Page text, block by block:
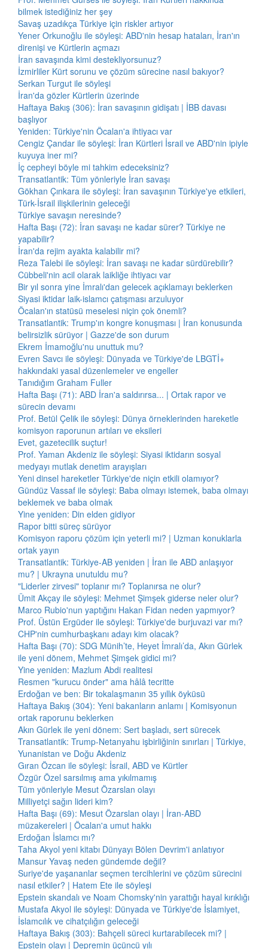
bilmek istediğiniz her şey
Savaş uzadıkça Türkiye için riskler artıyor
Yener Orkunoğlu ile söyleşi: ABD'nin hesap hataları, İran'ın
direnişi ve Kürtlerin açmazı
İran savaşında kimi destekliyorsunuz?
İzmirliler Kürt sorunu ve çözüm sürecine nasıl bakıyor?
Serkan Turgut ile söyleşi
İran'da gözler Kürtlerin üzerinde
Haftaya Bakış (306): İran savaşının gidişatı | İBB davası
başlıyor
Yeniden: Türkiye'nin Öcalan'a ihtiyacı var
Cengiz Çandar ile söyleşi: İran Kürtleri İsrail ve ABD'nin ipiyle
kuyuya iner mi?
İç cepheyi böyle mi tahkim edeceksiniz?
Transatlantik: Tüm yönleriyle İran savaşı
Gökhan Çınkara ile söyleşi: İran savaşının Türkiye'ye etkileri,
Türk-İsrail ilişkilerinin geleceği
Türkiye savaşın neresinde?
Hafta Başı (72): İran savaşı ne kadar sürer? Türkiye ne
yapabilir?
İran'da rejim ayakta kalabilir mi?
Reza Talebi ile söyleşi: İran savaşı ne kadar sürdürebilir?
Cübbeli'nin acil olarak laikliğe ihtiyacı var
Bir yıl sonra yine İmralı'dan gelecek açıklamayı beklerken
Siyasi iktidar laik-islamcı çatışması arzuluyor
Öcalan'ın statüsü meselesi niçin çok önemli?
Transatlantik: Trump'ın kongre konuşması | İran konusunda
belirsizlik sürüyor | Gazze'de son durum
Ekrem İmamoğlu'nu unuttuk mu?
Evren Savcı ile söyleşi: Dünyada ve Türkiye'de LBGTİ+
hakkındaki yasal düzenlemeler ve engeller
Tanıdığım Graham Fuller
Hafta Başı (71): ABD İran'a saldırırsa... | Ortak rapor ve
sürecin devamı
Prof. Betül Çelik ile söyleşi: Dünya örneklerinden hareketle
komisyon raporunun artıları ve eksileri
Evet, gazetecilik suçtur!
Prof. Yaman Akdeniz ile söyleşi: Siyasi iktidarın sosyal
medyayı mutlak denetim arayışları
Yeni dinsel hareketler Türkiye'de niçin etkili olamıyor?
Gündüz Vassaf ile söyleşi: Baba olmayı istemek, baba olmayı
beklemek ve baba olmak
Yine yeniden: Din elden gidiyor
Rapor bitti süreç sürüyor
Komisyon raporu çözüm için yeterli mi? | Uzman konuklarla
ortak yayın
Transatlantik: Türkiye-AB yeniden | İran ile ABD anlaşıyor
mu? | Ukrayna unutuldu mu?
"Liderler zirvesi" toplanır mı? Toplanırsa ne olur?
Ümit Akçay ile söyleşi: Mehmet Şimşek giderse neler olur?
Marco Rubio'nun yaptığını Hakan Fidan neden yapmıyor?
Prof. Üstün Ergüder ile söyleşi: Türkiye'de burjuvazi var mı?
CHP'nin cumhurbaşkanı adayı kim olacak?
Hafta Başı (70): SDG Münih’te, Heyet İmralı’da, Akın Gürlek
ile yeni dönem, Mehmet Şimşek gidici mi?
Yine yeniden: Mazlum Abdi realitesi
Resmen "kurucu önder" ama hâlâ tecritte
Erdoğan ve ben: Bir tokalaşmanın 35 yıllık öyküsü
Haftaya Bakış (304): Yeni bakanların anlamı | Komisyonun
ortak raporunu beklerken
Akın Gürlek ile yeni dönem: Sert başladı, sert sürecek
Transatlantik: Trump-Netanyahu işbirliğinin sınırları | Türkiye,
Yunanistan ve Doğu Akdeniz
Gıran Özcan ile söyleşi: İsrail, ABD ve Kürtler
Özgür Özel sarsılmış ama yıkılmamış
Tüm yönleriyle Mesut Özarslan olayı
Milliyetçi sağın lideri kim?
Hafta Başı (69): Mesut Özarslan olayı | İran-ABD
müzakereleri | Öcalan'a umut hakkı
Erdoğan İslamcı mı?
Taha Akyol yeni kitabı Dünyayı Bölen Devrim'i anlatıyor
Mansur Yavaş neden gündemde değil?
Suriye'de yaşananlar seçmen tercihlerini ve çözüm sürecini
nasıl etkiler? | Hatem Ete ile söyleşi
Epstein skandalı ve Noam Chomsky'nin yarattığı hayal kırıklığı
Mustafa Akyol ile söyleşi: Dünyada ve Türkiye'de İslamiyet,
İslamcılık ve cihatçılığın geleceği
Haftaya Bakış (303): Bahçeli süreci kurtarabilecek mi? |
Epstein olayı | Depremin üçüncü yılı